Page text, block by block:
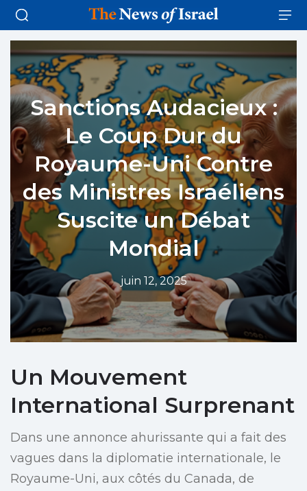
Sanctions Audacieux :
Le Coup Dur du
Royaume-Uni Contre
des Ministres Israéliens
Suscite un Débat
Mondial
juin 12, 2025
Un Mouvement
International Surprenant
Dans une annonce ahurissante qui a fait des
vagues dans la diplomatie internationale, le
Royaume-Uni, aux côtés du Canada, de